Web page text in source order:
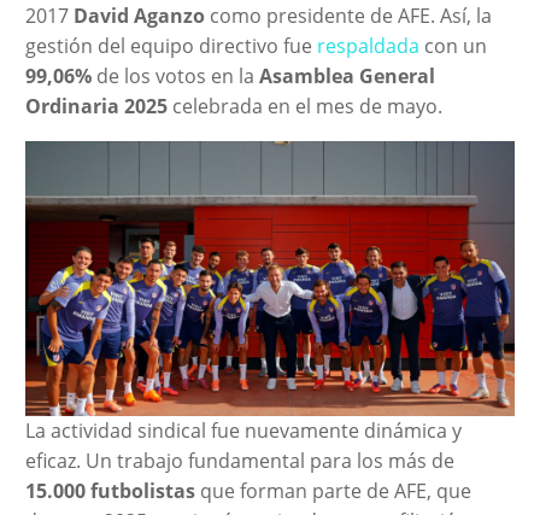
2017 David Aganzocomo presidente de AFE. Así, la
gestión del equipo directivo fue respaldada con un
99,06% de los votos en la Asamblea General
Ordinaria 2025celebrada en el mes de mayo.
La actividad sindical fue nuevamente dinámica y
eficaz. Un trabajo fundamental para los más de
15.000 futbolistasque forman parte de AFE, que